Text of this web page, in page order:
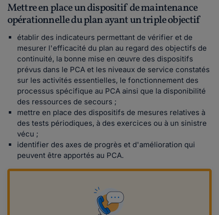
Mettre en place un dispositif de maintenance
opérationnelle du plan ayant un triple objectif
établir des indicateurs permettant de vérifier et de
mesurer l'efficacité du plan au regard des objectifs de
continuité, la bonne mise en œuvre des dispositifs
prévus dans le PCA et les niveaux de service constatés
sur les activités essentielles, le fonctionnement des
processus spécifique au PCA ainsi que la disponibilité
des ressources de secours ;
mettre en place des dispositifs de mesures relatives à
des tests périodiques, à des exercices ou à un sinistre
vécu ;
identifier des axes de progrès et d'amélioration qui
peuvent être apportés au PCA.